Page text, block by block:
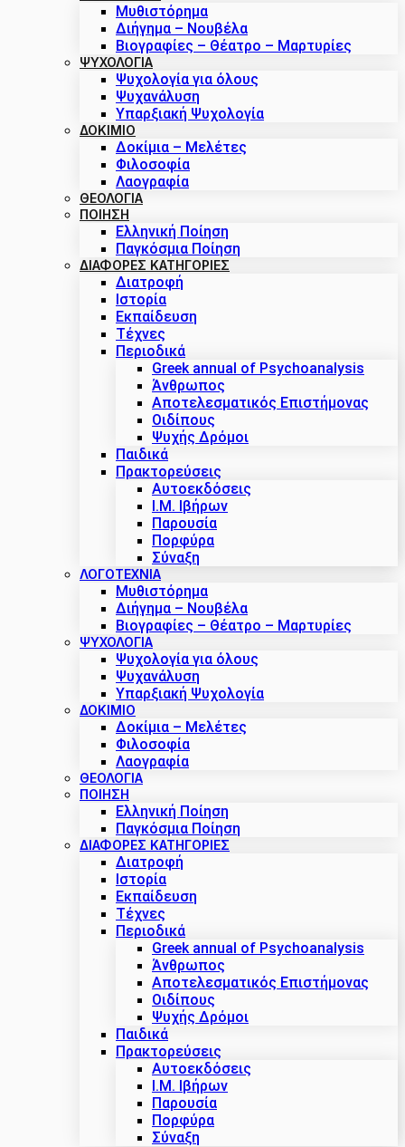
Μυθιστόρημα
Διήγημα – Νουβέλα
Βιογραφίες – Θέατρο – Μαρτυρίες
ΨΥΧΟΛΟΓΙΑ
Ψυχολογία για όλους
Ψυχανάλυση
Υπαρξιακή Ψυχολογία
ΔΟΚΊΜΙΟ
Δοκίμια – Μελέτες
Φιλοσοφία
Λαογραφία
ΘΕΟΛΟΓΙΑ
ΠΟΙΗΣΗ
Ελληνική Ποίηση
Παγκόσμια Ποίηση
ΔΙΑΦΟΡΕΣ ΚΑΤΗΓΟΡΙΕΣ
Διατροφή
Ιστορία
Εκπαίδευση
Τέχνες
Περιοδικά
Greek annual of Psychoanalysis
Άνθρωπος
Αποτελεσματικός Επιστήμονας
Οιδίπους
Ψυχής Δρόμοι
Παιδικά
Πρακτoρεύσεις
Αυτοεκδόσεις
Ι.Μ. Ιβήρων
Παρουσία
Πορφύρα
Σύναξη
ΛΟΓΟΤΕΧΝΙΑ
Μυθιστόρημα
Διήγημα – Νουβέλα
Βιογραφίες – Θέατρο – Μαρτυρίες
ΨΥΧΟΛΟΓΙΑ
Ψυχολογία για όλους
Ψυχανάλυση
Υπαρξιακή Ψυχολογία
ΔΟΚΊΜΙΟ
Δοκίμια – Μελέτες
Φιλοσοφία
Λαογραφία
ΘΕΟΛΟΓΙΑ
ΠΟΙΗΣΗ
Ελληνική Ποίηση
Παγκόσμια Ποίηση
ΔΙΑΦΟΡΕΣ ΚΑΤΗΓΟΡΙΕΣ
Διατροφή
Ιστορία
Εκπαίδευση
Τέχνες
Περιοδικά
Greek annual of Psychoanalysis
Άνθρωπος
Αποτελεσματικός Επιστήμονας
Οιδίπους
Ψυχής Δρόμοι
Παιδικά
Πρακτoρεύσεις
Αυτοεκδόσεις
Ι.Μ. Ιβήρων
Παρουσία
Πορφύρα
Σύναξη